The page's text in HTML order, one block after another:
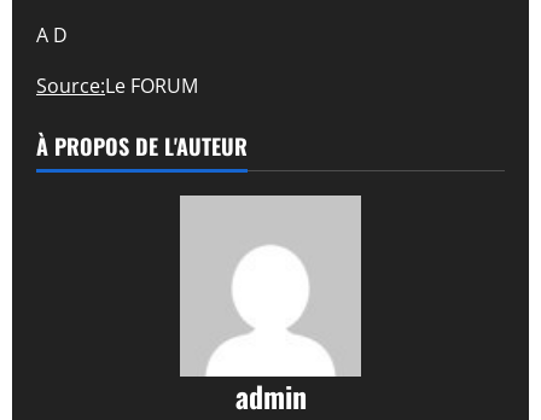
A D
Source:Le FORUM
À PROPOS DE L'AUTEUR
admin